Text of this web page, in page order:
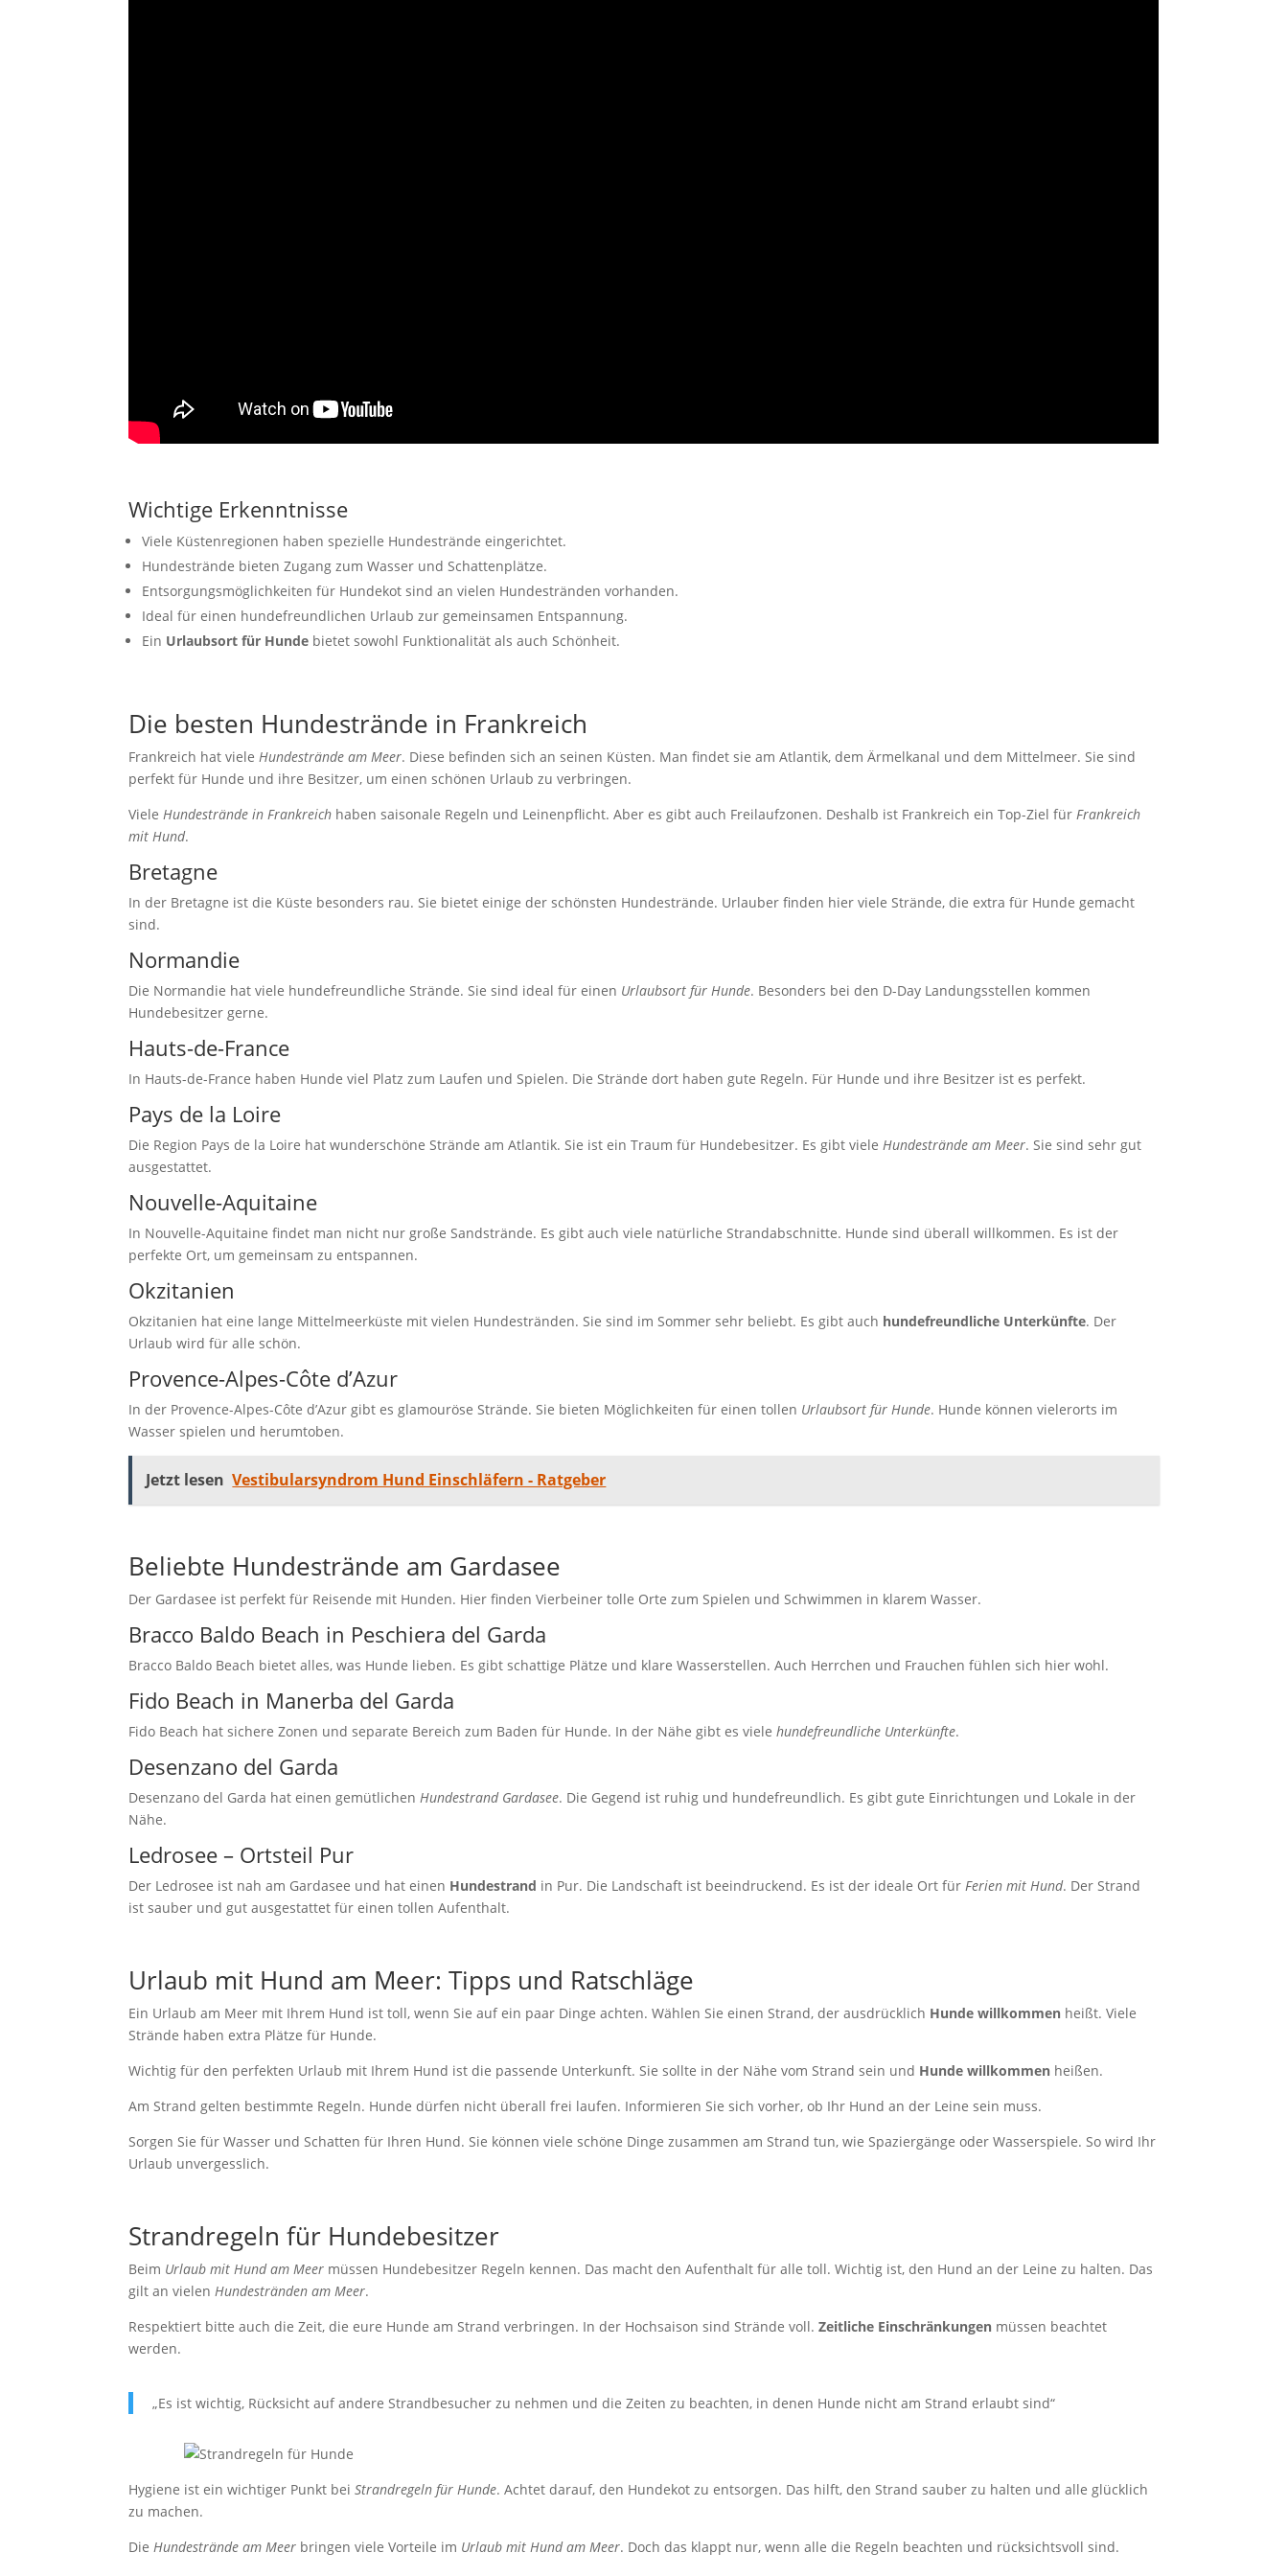
Wichtige Erkenntnisse
Viele Küstenregionen haben spezielle Hundestrände eingerichtet.
Hundestrände bieten Zugang zum Wasser und Schattenplätze.
Entsorgungsmöglichkeiten für Hundekot sind an vielen Hundestränden vorhanden.
Ideal für einen hundefreundlichen Urlaub zur gemeinsamen Entspannung.
Ein Urlaubsort für Hunde bietet sowohl Funktionalität als auch Schönheit.
Die besten Hundestrände in Frankreich
Frankreich hat viele Hundestrände am Meer. Diese befinden sich an seinen Küsten. Man findet sie am Atlantik, dem Ärmelkanal und dem Mittelmeer. Sie sind
perfekt für Hunde und ihre Besitzer, um einen schönen Urlaub zu verbringen.
Viele Hundestrände in Frankreich haben saisonale Regeln und Leinenpflicht. Aber es gibt auch Freilaufzonen. Deshalb ist Frankreich ein Top-Ziel für Frankreich
mit Hund.
Bretagne
In der Bretagne ist die Küste besonders rau. Sie bietet einige der schönsten Hundestrände. Urlauber finden hier viele Strände, die extra für Hunde gemacht
sind.
Normandie
Die Normandie hat viele hundefreundliche Strände. Sie sind ideal für einen Urlaubsort für Hunde. Besonders bei den D-Day Landungsstellen kommen
Hundebesitzer gerne.
Hauts-de-France
In Hauts-de-France haben Hunde viel Platz zum Laufen und Spielen. Die Strände dort haben gute Regeln. Für Hunde und ihre Besitzer ist es perfekt.
Pays de la Loire
Die Region Pays de la Loire hat wunderschöne Strände am Atlantik. Sie ist ein Traum für Hundebesitzer. Es gibt viele Hundestrände am Meer. Sie sind sehr gut
ausgestattet.
Nouvelle-Aquitaine
In Nouvelle-Aquitaine findet man nicht nur große Sandstrände. Es gibt auch viele natürliche Strandabschnitte. Hunde sind überall willkommen. Es ist der
perfekte Ort, um gemeinsam zu entspannen.
Okzitanien
Okzitanien hat eine lange Mittelmeerküste mit vielen Hundestränden. Sie sind im Sommer sehr beliebt. Es gibt auch hundefreundliche Unterkünfte. Der
Urlaub wird für alle schön.
Provence-Alpes-Côte d’Azur
In der Provence-Alpes-Côte d’Azur gibt es glamouröse Strände. Sie bieten Möglichkeiten für einen tollen Urlaubsort für Hunde. Hunde können vielerorts im
Wasser spielen und herumtoben.
Jetzt lesen Vestibularsyndrom Hund Einschläfern - Ratgeber
Beliebte Hundestrände am Gardasee
Der Gardasee ist perfekt für Reisende mit Hunden. Hier finden Vierbeiner tolle Orte zum Spielen und Schwimmen in klarem Wasser.
Bracco Baldo Beach in Peschiera del Garda
Bracco Baldo Beach bietet alles, was Hunde lieben. Es gibt schattige Plätze und klare Wasserstellen. Auch Herrchen und Frauchen fühlen sich hier wohl.
Fido Beach in Manerba del Garda
Fido Beach hat sichere Zonen und separate Bereich zum Baden für Hunde. In der Nähe gibt es vielehundefreundliche Unterkünfte.
Desenzano del Garda
Desenzano del Garda hat einen gemütlichen Hundestrand Gardasee. Die Gegend ist ruhig und hundefreundlich. Es gibt gute Einrichtungen und Lokale in der
Nähe.
Ledrosee – Ortsteil Pur
Der Ledrosee ist nah am Gardasee und hat einen Hundestrand in Pur. Die Landschaft ist beeindruckend. Es ist der ideale Ort für Ferien mit Hund. Der Strand
ist sauber und gut ausgestattet für einen tollen Aufenthalt.
Urlaub mit Hund am Meer: Tipps und Ratschläge
Ein Urlaub am Meer mit Ihrem Hund ist toll, wenn Sie auf ein paar Dinge achten. Wählen Sie einen Strand, der ausdrücklich Hunde willkommen heißt. Viele
Strände haben extra Plätze für Hunde.
Wichtig für den perfekten Urlaub mit Ihrem Hund ist die passende Unterkunft. Sie sollte in der Nähe vom Strand sein und Hunde willkommen heißen.
Am Strand gelten bestimmte Regeln. Hunde dürfen nicht überall frei laufen. Informieren Sie sich vorher, ob Ihr Hund an der Leine sein muss.
Sorgen Sie für Wasser und Schatten für Ihren Hund. Sie können viele schöne Dinge zusammen am Strand tun, wie Spaziergänge oder Wasserspiele. So wird Ihr
Urlaub unvergesslich.
Strandregeln für Hundebesitzer
Beim Urlaub mit Hund am Meer müssen Hundebesitzer Regeln kennen. Das macht den Aufenthalt für alle toll. Wichtig ist, den Hund an der Leine zu halten. Das
gilt an vielen Hundestränden am Meer.
Respektiert bitte auch die Zeit, die eure Hunde am Strand verbringen. In der Hochsaison sind Strände voll.Zeitliche Einschränkungen müssen beachtet
werden.
„Es ist wichtig, Rücksicht auf andere Strandbesucher zu nehmen und die Zeiten zu beachten, in denen Hunde nicht am Strand erlaubt sind“
Hygiene ist ein wichtiger Punkt beiStrandregeln für Hunde. Achtet darauf, den Hundekot zu entsorgen. Das hilft, den Strand sauber zu halten und alle glücklich
zu machen.
Die Hundestrände am Meer bringen viele Vorteile im Urlaub mit Hund am Meer. Doch das klappt nur, wenn alle die Regeln beachten und rücksichtsvoll sind.